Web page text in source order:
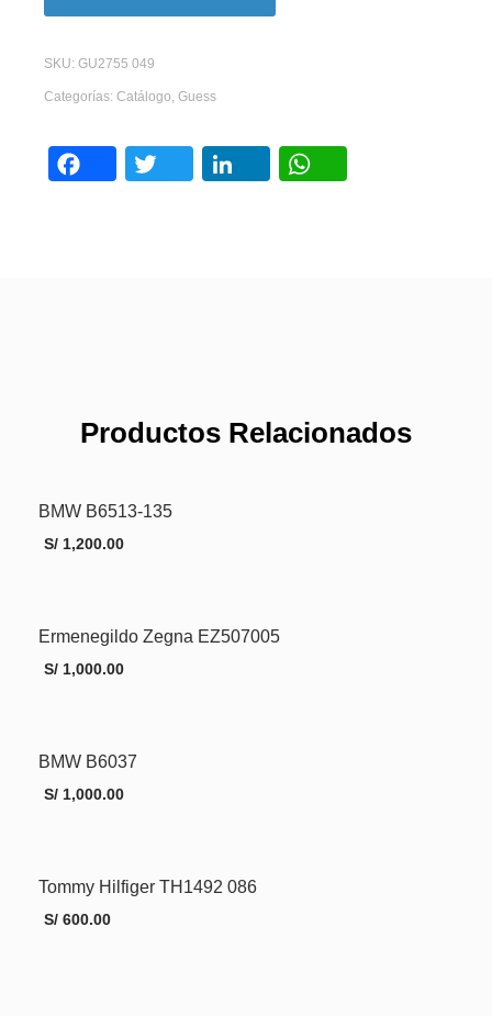
SKU: GU2755 049
Categorías: Catálogo, Guess
FacebookTwitterLinkedIn
Productos Relacionados
BMW B6513-135
S/ 1,200.00
AÑADIR AL CARRITO
Ermenegildo Zegna EZ507005
S/ 1,000.00
AÑADIR AL CARRITO
BMW B6037
S/ 1,000.00
AÑADIR AL CARRITO
Tommy Hilfiger TH1492 086
S/ 600.00